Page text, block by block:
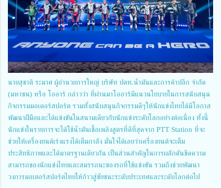
นายสุชาติ ระมาศ ผู้อำนวยการใหญ่ บริษัท ปตท.น้ำมันและการค้าปลีก จำกัด
(มหาชน) หรือ โออาร์ กล่าวว่า ที่ผ่านมาโออาร์มีแนวนโยบายในการสนับสนุน
กิจกรรมมอเตอร์สปอร์ต รวมทั้งสนับสนุนกิจกรรมดีๆให้นักแข่งไทยได้มีโอกาส
พัฒนาฝีมือและได้แข่งขันในสนามเดียวกับนักแข่งระดับโลกอย่างต่อเนื่อง ทั้งนี้
นักแข่งในรายการจะได้ใช้น้ำมันเชื้อเพลิงสูตรที่ดีที่สุดจาก PTT Station ที่จะ
ช่วยให้เครื่องยนต์เร่งแรงได้เต็มกาลัง มั่นใจได้เลยว่าเครื่องยนต์จะเต็ม
ประสิทธิภาพและได้มาตรฐานเดียวกัน เป็นส่วนสำคัญในการผลักดันขีดความ
สามารถของนักแข่งไทยและสมรรถนะของรถที่ใช้แข่งขัน รวมถึงช่วยพัฒนา
วงการมอเตอร์สปอร์ตไทยให้ก้าวสู่ชัยชนะระดับประเทศและระดับโลกต่อไป